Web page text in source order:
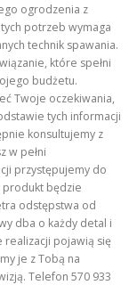
ogrodzenia z
potrzeb wymaga
technik spawania.
które spełni
budżetu.
Twoje oczekiwania,
tych informacji
konsultujemy z
w pełni
przystępujemy do
produkt będzie
odstępstwa od
dba o każdy detal i
realizacji pojawią się
je z Tobą na
Telefon 570 933